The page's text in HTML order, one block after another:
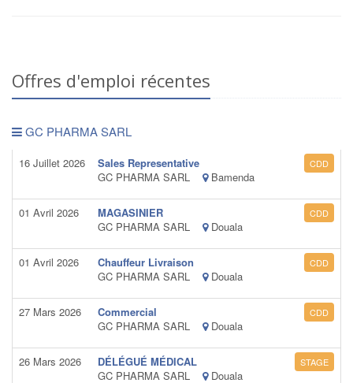
Offres d'emploi récentes
GC PHARMA SARL
16 Juillet 2026
Sales Representative
GC PHARMA SARL
Bamenda
CDD
01 Avril 2026
MAGASINIER
GC PHARMA SARL
Douala
CDD
01 Avril 2026
Chauffeur Livraison
GC PHARMA SARL
Douala
CDD
27 Mars 2026
Commercial
GC PHARMA SARL
Douala
CDD
26 Mars 2026
DÉLÉGUÉ MÉDICAL
GC PHARMA SARL
Douala
STAGE